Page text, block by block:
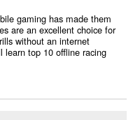
gaming has made them
are an excellent choice for
without an internet
learn top 10 offline racing